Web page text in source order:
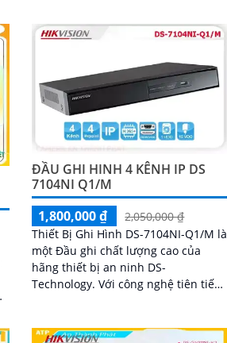
ĐẦU GHI HINH 4 KÊNH IP DS
7104NI Q1/M
1,800,000 ₫
2,050,000 ₫
Thiết Bị Ghi Hình DS-7104NI-Q1/M là
một Đầu ghi chất lượng cao của
hãng thiết bị an ninh DS-
Technology. Với công nghệ tiên tiến,
chính xác và rõ ràng